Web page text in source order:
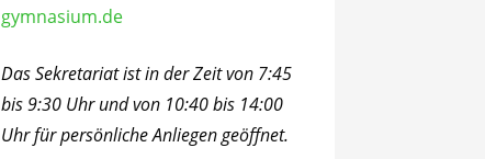
gymnasium.de
Das Sekretariat ist in der Zeit von 7:45
bis 9:30 Uhr und von 10:40 bis 14:00
Uhr für persönliche Anliegen geöffnet.